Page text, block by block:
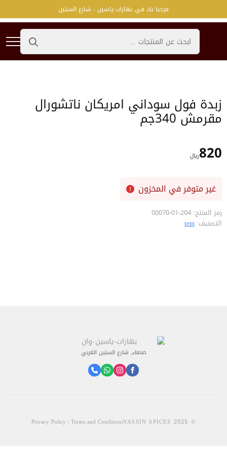
مرحبا بك في بهارات ياسين - شارع الستين
Search
for:
زبدة فول سوداني امريكان ناتشورال
مقرمش 340جم
820﷼
غير متوفر في المخزون
رمز المنتج: 204-01-00070
التصنيف: tem
صنعاء, شارع الستين الغربي
© 2025 YASSIN SPICES
Privacy Policy | Terms and Conditions